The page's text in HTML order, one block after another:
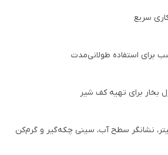
برای استفاده طولانی‌مدت
بخار برای تهیه کف شیر
کامل با مخزن ۱.۵ لیتر، نشانگر سطح آب، سینی چکه‌گیر و گرم‌کن